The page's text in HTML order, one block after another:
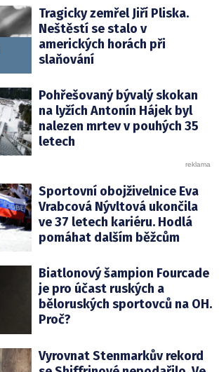
Tragicky zemřel Jiří Pliska.
Neštěstí se stalo v
amerických horách při
slaňování
Pohřešovaný bývalý skokan
na lyžích Antonín Hájek byl
nalezen mrtev v pouhých 35
letech
Sportovní obojživelnice Eva
Vrabcová Nývltová ukončila
ve 37 letech kariéru. Hodlá
pomáhat dalším běžcům
Biatlonový šampion Fourcade
je pro účast ruských a
běloruských sportovců na OH.
Proč?
Vyrovnat Stenmarkův rekord